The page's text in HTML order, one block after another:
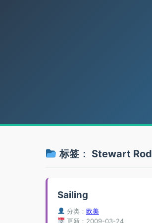
标签： Stewart Rod
Sailing
分类： 欧美
更新：2009-03-24